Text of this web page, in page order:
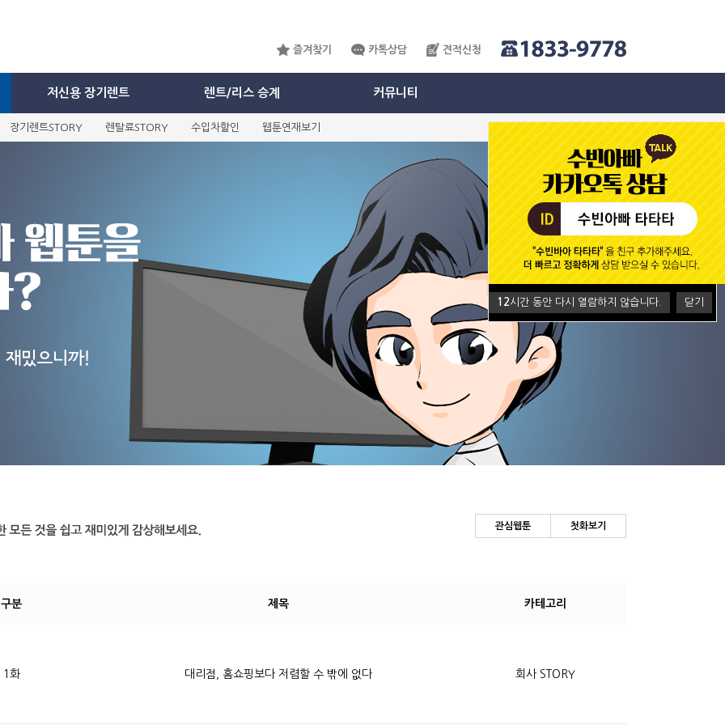
12시간 동안 다시 열람하지 않습니다. 닫기
즐겨찾기 카톡상담 견적신청
저신용 장기렌트 렌트/리스 승계 커뮤니티
장기렌트STORY 렌탈료STORY 수입차할인 웹툰연재보기
관심웹툰 첫화보기
구분 제목 카테고리
1화 대리점, 홈쇼핑보다 저렴할 수 밖에 없다 회사 STORY